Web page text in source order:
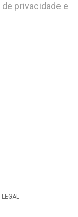
privacidade e